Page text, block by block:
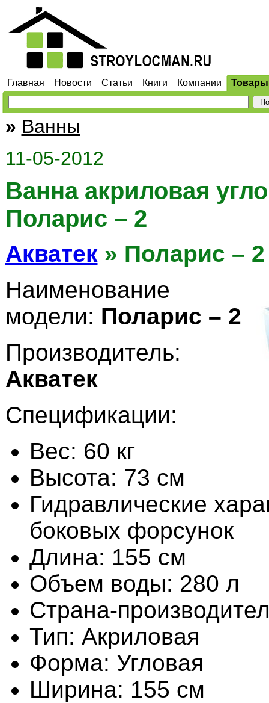
Главная Новости Статьи Книги Компании Товары
» Ванны
11-05-2012
Ванна акриловая
Поларис – 2
Акватек» Поларис – 2
Наименование
модели: Поларис – 2
Производитель:
Акватек
Спецификации:
Вес: 60 кг
Высота: 73 см
Гидравлические
боковых форсунок
Длина: 155 см
Объем воды: 280 л
Страна-
Тип: Акриловая
Форма: Угловая
Ширина: 155 см